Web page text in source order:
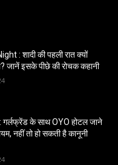
: शादी की पहली रात क्यों
जानें इसके पीछे की रोचक कहानी
के साथ OYO होटल जाने
नहीं तो हो सकती है कानूनी